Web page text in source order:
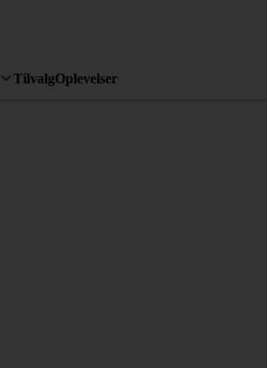
TilvalgOplevelser